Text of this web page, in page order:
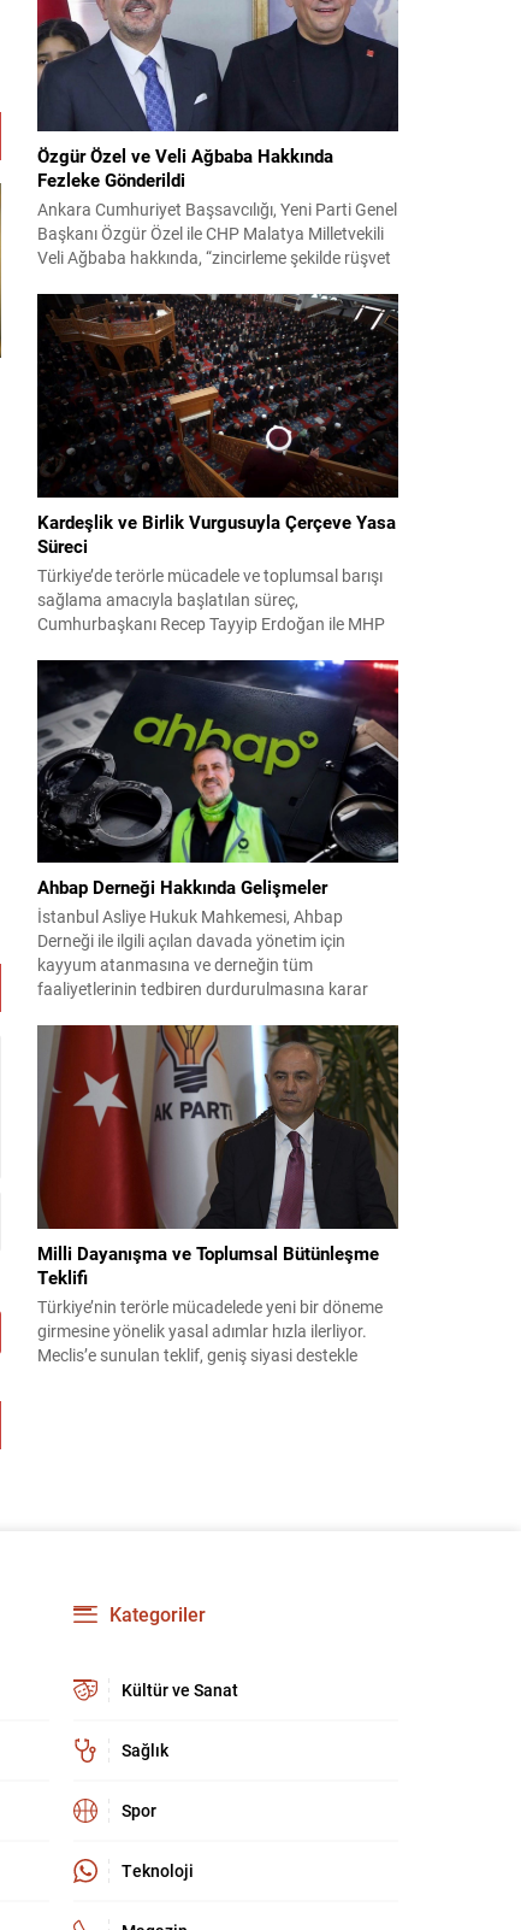
Özgür Özel ve Veli Ağbaba Hakkında
Fezleke Gönderildi
Ankara Cumhuriyet Başsavcılığı, Yeni Parti Genel
Başkanı Özgür Özel ile CHP Malatya Milletvekili
Veli Ağbaba hakkında, “zincirleme şekilde rüşvet
Adalet Bakanlığı’na sevk etti. Fezlekeler, 31 Mart
2024 yerel seçimleri ve 4-5 Kasım 2023’teki CHP
38. Olağan Kurultayı sürecine ilişkin iddiaları
kapsıyor. Daha önce Antalya ve İstanbul...
Kardeşlik ve Birlik Vurgusuyla Çerçeve Yasa
Süreci
Türkiye’de terörle mücadele ve toplumsal barışı
sağlama amacıyla başlatılan süreç,
Cumhurbaşkanı Recep Tayyip Erdoğan ile MHP
bir döneme girdi. Yaklaşık iki yıldır devam eden
çalışmaların ardından şimdi sürecin yasal zemini,
12 maddelik bir çerçeve yasa ile şekillendiriliyor.
Bugün komisyonda görüşülecek olan bu yasa
taslağı,...
Ahbap Derneği Hakkında Gelişmeler
İstanbul Asliye Hukuk Mahkemesi, Ahbap
Derneği ile ilgili açılan davada yönetim için
kayyum atanmasına ve derneğin tüm
faaliyetlerinin tedbiren durdurulmasına karar
kararı verilmiş olup son adım doğrudan yönetime
ilişkin bir tedbir niteliği taşıyor. İstanbul Emniyet
Müdürlüğü Mali Suçlarla Mücadele Şube
Müdürlüğü ve İstanbul...
Milli Dayanışma ve Toplumsal Bütünleşme
Teklifi
Türkiye’nin terörle mücadelede yeni bir döneme
girmesine yönelik yasal adımlar hızla ilerliyor.
Meclis’e sunulan teklif, geniş siyasi destekle
Kategoriler
Kültür ve Sanat
Sağlık
Spor
Teknoloji